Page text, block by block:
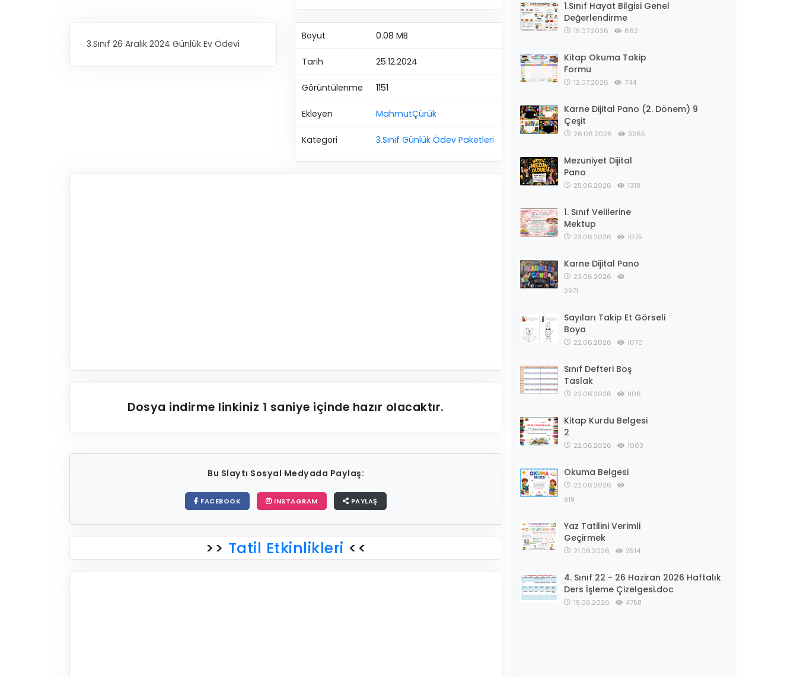
3.Sınıf 26 Aralık 2024 Günlük Ev Ödevi
Boyut 0.08 MB
Tarih 25.12.2024
Görüntülenme 1151
Ekleyen MahmutÇürük
Kategori 3.Sınıf Günlük Ödev Paketleri
Dosya indirme linkiniz 1 saniye içinde hazır olacaktır.
Bu Slaytı Sosyal Medyada Paylaş:
FACEBOOK INSTAGRAM PAYLAŞ
>> Tatil Etkinlikleri <<
1.Sınıf Hayat Bilgisi Genel
Değerlendirme
19.07.2026 662
Kitap Okuma Takip
Formu
12.07.2026 744
Karne Dijital Pano (2. Dönem) 9
Çeşit
26.06.2026 3265
Mezuniyet Dijital
Pano
25.06.2026 1318
1. Sınıf Velilerine
Mektup
23.06.2026 1075
Karne Dijital Pano
23.06.2026
2971
Sayıları Takip Et Görseli
Boya
22.06.2026 1070
Sınıf Defteri Boş
Taslak
22.06.2026 906
Kitap Kurdu Belgesi
2
22.06.2026 1003
Okuma Belgesi
22.06.2026
919
Yaz Tatilini Verimli
Geçirmek
21.06.2026 2514
4. Sınıf 22 - 26 Haziran 2026 Haftalık
Ders İşleme Çizelgesi.doc
19.06.2026 4758